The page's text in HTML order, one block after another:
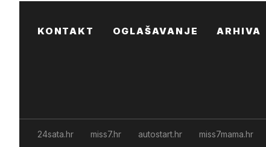
KONTAKT OGLAŠAVANJE ARHIVA
24sata.hr miss7.hr autostart.hr miss7mama.hr